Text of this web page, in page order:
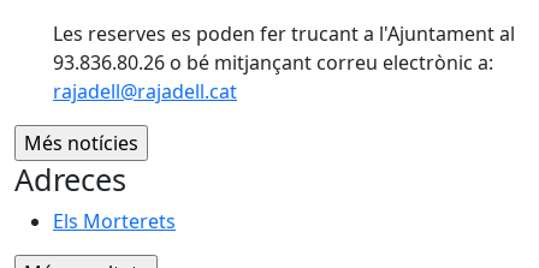
Les reserves es poden fer trucant a l'Ajuntament al
93.836.80.26 o bé mitjançant correu electrònic a:
rajadell@rajadell.cat
Adreces
Els Morterets